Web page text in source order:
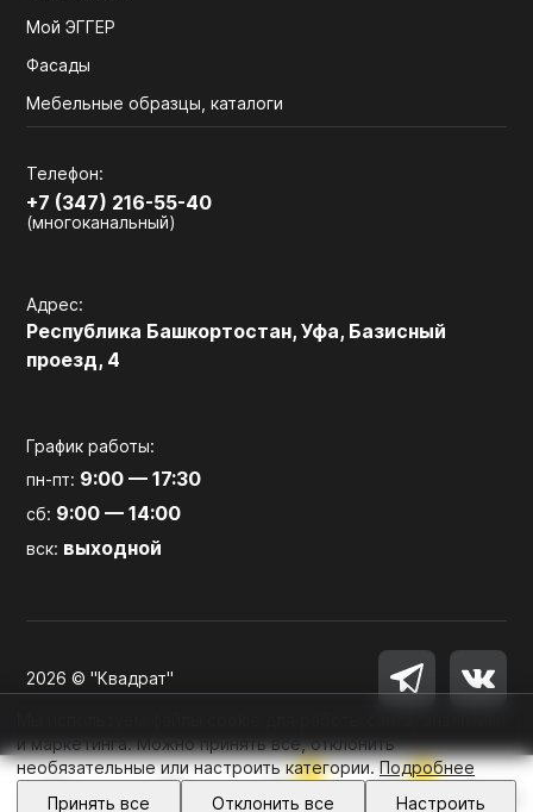
0 0
Войти
Мой ЭГГЕР
Фасады
Мебельные образцы, каталоги
Телефон:
+7 (347) 216-55-40
(многоканальный)
Адрес:
Республика Башкортостан, Уфа, Базисный
проезд, 4
График работы:
пн-пт: 9:00 — 17:30
сб: 9:00 — 14:00
вск: выходной
2026 © "Квадрат"
и маркетинга. Можно принять все, отклонить
необязательные или настроить категории.Подробнее
Принять все
Отклонить все Настроить